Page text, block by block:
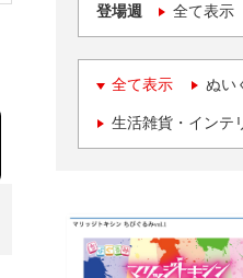
登場週 全て表示
全て表示 ぬい
生活雑貨・インテ